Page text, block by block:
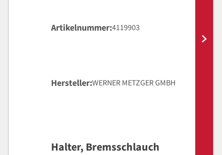
Artikelnummer 4119903
Hersteller WERNER METZGER GMBH
Halter, Bremsschlauch